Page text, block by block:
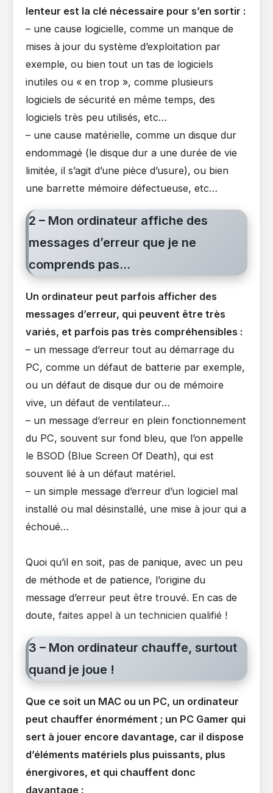
lenteur est la clé nécessaire pour s’en sortir :
– une cause logicielle, comme un manque de
mises à jour du système d’exploitation par
exemple, ou bien tout un tas de logiciels
inutiles ou « en trop », comme plusieurs
logiciels de sécurité en même temps, des
logiciels très peu utilisés, etc…
– une cause matérielle, comme un disque dur
endommagé (le disque dur a une durée de vie
limitée, il s’agit d’une pièce d’usure), ou bien
une barrette mémoire défectueuse, etc…
2 – Mon ordinateur affiche des
messages d’erreur que je ne
comprends pas…
Un ordinateur peut parfois afficher des
messages d’erreur, qui peuvent être très
variés, et parfois pas très compréhensibles :
– un message d’erreur tout au démarrage du
PC, comme un défaut de batterie par exemple,
ou un défaut de disque dur ou de mémoire
vive, un défaut de ventilateur…
– un message d’erreur en plein fonctionnement
du PC, souvent sur fond bleu, que l’on appelle
le BSOD (Blue Screen Of Death), qui est
souvent lié à un défaut matériel.
– un simple message d’erreur d’un logiciel mal
installé ou mal désinstallé, une mise à jour qui a
échoué…
Quoi qu’il en soit, pas de panique, avec un peu
de méthode et de patience, l’origine du
message d’erreur peut être trouvé. En cas de
doute,faites appel à un technicien qualifié !
3 – Mon ordinateur chauffe, surtout
quand je joue !
Que ce soit un MAC ou un PC, un ordinateur
peut chauffer énormément ; un PC Gamer qui
sert à jouer encore davantage, car il dispose
d’éléments matériels plus puissants, plus
énergivores, et qui chauffent donc
davantage :